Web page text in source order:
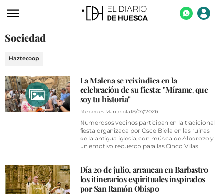
ACTUALIDAD
TURISMO
AGROALIMENTACIÓN
SOCIEDAD
OPINIÓN
Sociedad
Haztecoop
La Malena se reivindica en la
celebración de su fiesta: "Mírame, que
soy tu historia"
Mercedes Manterola18/07/2026
Numerosos vecinos participan en la tradicional
fiesta organizada por Osce Biella en las ruinas
de la antigua iglesia, con música de Alborozo y
un emotivo recuerdo para las Cinco Villas
Día 20 de julio, arrancan en Barbastro
los itinerarios espirituales inspirados
por San Ramón Obispo